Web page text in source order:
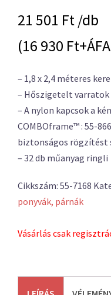
21 501 Ft /db
(16 930
– 1,8 x 2,4 méteres
– Hőszigetelt varratok
– A nylon kapcsok a
COMBOframe™ : 55-
biztonságos rögzítést
– 32 db műanyag ringli
Cikkszám: 55-7168
ponyvák, párnák
Vásárlás csak